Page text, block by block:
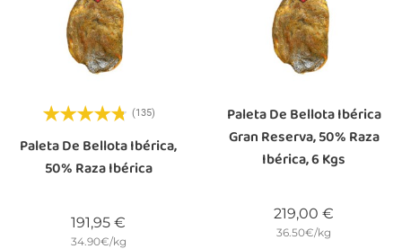
(135)
Paleta De Bellota Ibérica,
50% Raza Ibérica
191,95 €
34.90€/kg
Paleta De Bellota Ibérica
Gran Reserva, 50% Raza
Ibérica, 6 Kgs
219,00 €
36.50€/kg